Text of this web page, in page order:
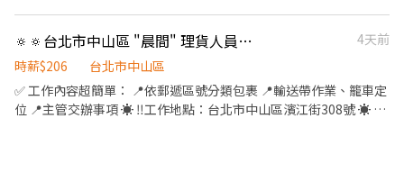
東路二段.號 中山吉 林吉林路.號 -----------------------------------
一週可排4天 智取店六日至少要挑一天 有人店六日需固定上 ✅ 應徵
面試 ✎ 官方 ：@weiko ⭢ https://lin.ee/Yl34kL8 ✎ ID：
0979661360 ✎ 聯絡方式 :0979-661-360（聯繫：茜茜 ʚɞ）
伴，邀請你加入我們一同為更多人打造理想的租屋生活！ 【工作內
容】 1.一般日常居家修繕 2.師傅溝通進度驗收 3.處理租客日常報修
4.使用系統回報作業 *每週需可排班3-4天，可彈性排班(排班時段為
09:00-13:00或13:00-17:00) *工作地區為大台北地區
🔅🔅台北市中山區 "晨間" 理貨人員🔅🔅
4天前
時薪$206
台北市中山區
✅ 工作內容超簡單： 📍依郵遞區號分類包裹 📍輸送帶作業、籠車定
位 📍主管交辦事項 ☀️ ‼️工作地點：台北市中山區濱江街308號 ☀️ ‼️